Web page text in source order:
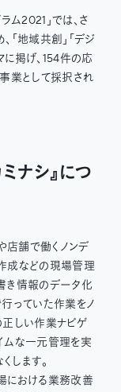
ム2021」では、さ
「地域共創」「デジ
に掲げ、154件の応
業として採択され
ナシ』につ
店舗で働くノンデ
成などの現場管理
き情報のデータ化
っていた作業をノ
正しい作業ナビゲ
ムな一元管理を実
します。
における業務改善